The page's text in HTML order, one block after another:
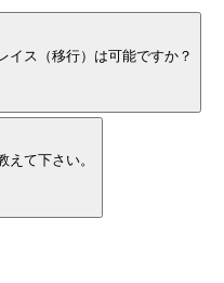
イス（移行）は可能ですか？
て下さい。